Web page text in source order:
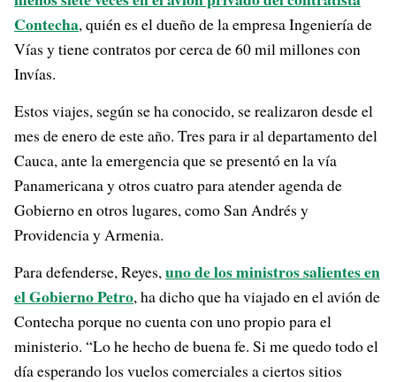
Contecha, quién es el dueño de la empresa Ingeniería de
Vías y tiene contratos por cerca de 60 mil millones con
Invías.
Estos viajes, según se ha conocido, se realizaron desde el
mes de enero de este año. Tres para ir al departamento del
Cauca, ante la emergencia que se presentó en la vía
Panamericana y otros cuatro para atender agenda de
Gobierno en otros lugares, como San Andrés y
Providencia y Armenia.
Para defenderse, Reyes,uno de los ministros salientes en
el Gobierno Petro, ha dicho que ha viajado en el avión de
Contecha porque no cuenta con uno propio para el
ministerio. “Lo he hecho de buena fe. Si me quedo todo el
día esperando los vuelos comerciales a ciertos sitios